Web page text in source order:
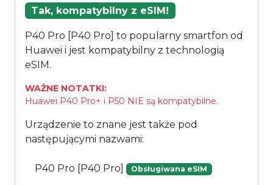
Tak, kompatybilny z eSIM!
P40 Pro [P40 Pro] to popularny smartfon od
Huawei i jest kompatybilny z technologią
eSIM.
WAŻNE NOTATKI:
Huawei P40 Pro+ i P50 NIE są kompatybilne.
Urządzenie to znane jest także pod
następującymi nazwami:
P40 Pro [P40 Pro] Obsługiwana eSIM